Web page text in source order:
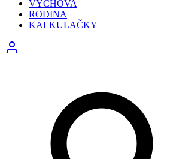
VÝCHOVA
RODINA
KALKULAČKY